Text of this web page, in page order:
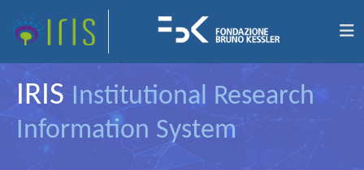
IRIS Institutional Research
Information System